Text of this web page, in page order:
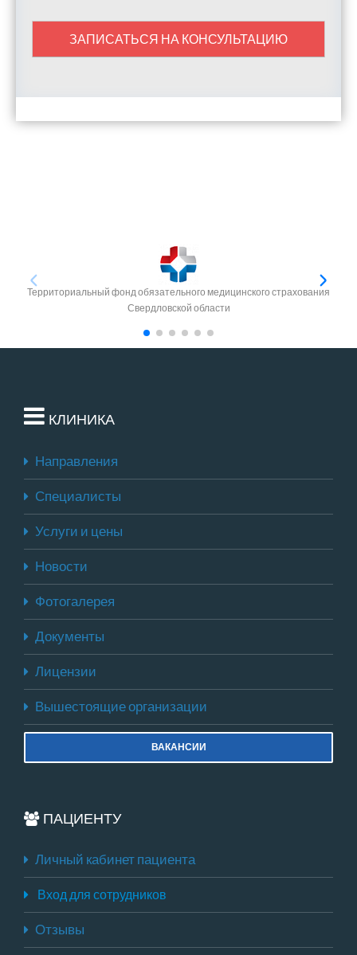
ЗАПИСАТЬСЯ НА КОНСУЛЬТАЦИЮ
Территориальный фонд обязательного медицинского страхования
Свердловской области
КЛИНИКА
Направления
Специалисты
Услуги и цены
Новости
Фотогалерея
Документы
Лицензии
Вышестоящие организации
ВАКАНСИИ
ПАЦИЕНТУ
Личный кабинет пациента
Вход для сотрудников
Отзывы